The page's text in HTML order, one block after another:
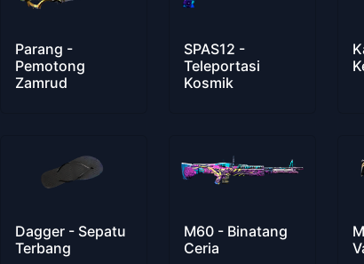
Parang -
Pemotong
Zamrud
SPAS12 -
Teleportasi
Kosmik
Dagger - Sepatu
Terbang
M60 - Binatang
Ceria